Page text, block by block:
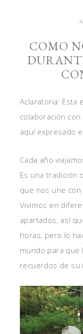
COMO
Aclaratoria: Esta
colaboración con
aquí expresado
Cada año
Es una tradición
que nos une
Vivimos en
apartados, así
horas, pero lo
mundo para que
recuerdos de su